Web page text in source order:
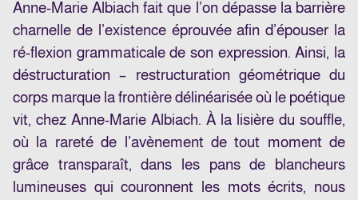
Anne-Marie Albiach fait que l’on dépasse la barrière
charnelle de l’existence éprouvée afin d’épouser la
ré-flexion grammaticale de son expression. Ainsi, la
déstructuration – restructuration géométrique du
corps marque la frontière délinéarisée où le poétique
vit, chez Anne-Marie Albiach. À la lisière du souffle,
où la rareté de l’avènement de tout moment de
grâce transparaît, dans les pans de blancheurs
lumineuses qui couronnent les mots écrits, nous